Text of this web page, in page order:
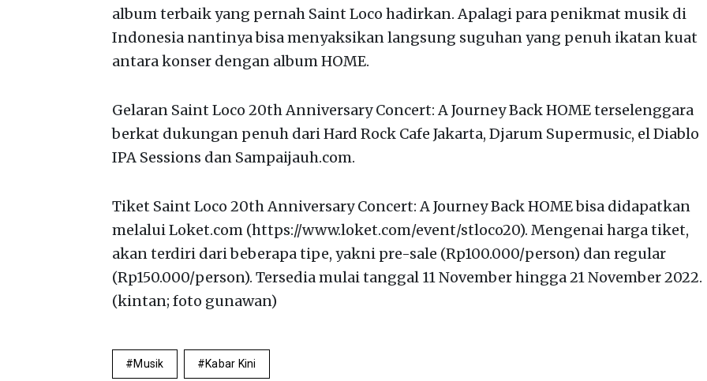
album terbaik yang pernah Saint Loco hadirkan. Apalagi para penikmat musik di
Indonesia nantinya bisa menyaksikan langsung suguhan yang penuh ikatan kuat
antara konser dengan album HOME.
Gelaran Saint Loco 20th Anniversary Concert: A Journey Back HOME terselenggara
berkat dukungan penuh dari Hard Rock Cafe Jakarta, Djarum Supermusic, el Diablo
IPA Sessions dan Sampaijauh.com.
Tiket Saint Loco 20th Anniversary Concert: A Journey Back HOME bisa didapatkan
melalui Loket.com (https://www.loket.com/event/stloco20). Mengenai harga tiket,
akan terdiri dari beberapa tipe, yakni pre-sale (Rp100.000/person) dan regular
(Rp150.000/person). Tersedia mulai tanggal 11 November hingga 21 November 2022.
(kintan; foto gunawan)
Musik Kabar Kini